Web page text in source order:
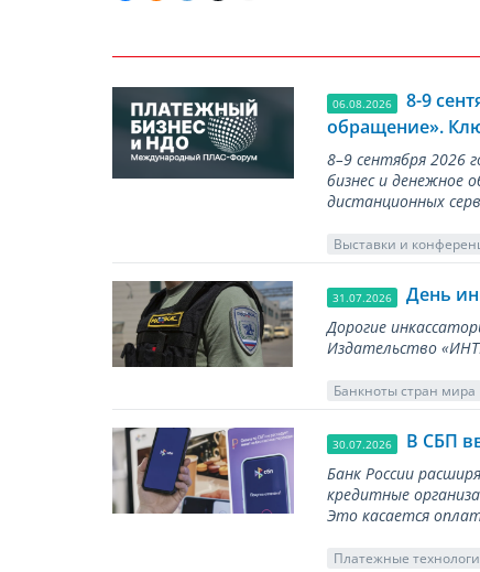
06.08.2026
8-9
обращение».
8–9 сентября 2026
бизнес и денежное
дистанционных
Выставки и
31.07.2026 День
Дорогие
Издательство
Банкноты стран мира
30.07.2026 В СБП
Банк России
кредитные
Это касается
Платежные